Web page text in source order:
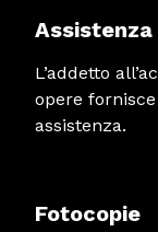
L’addetto
opere
assistenza.
Fotocopie